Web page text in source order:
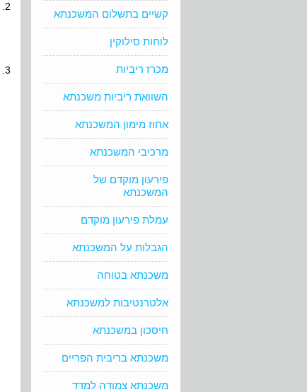
קשיים בתשלום המשכנתא
לוחות סילוקין
מכרז ריביות
השוואת ריביות משכנתא
אחוז מימון המשכנתא
מרכיבי המשכנתא
פירעון מוקדם של
המשכנתא
עמלת פירעון מוקדם
הגבלות על המשכנתא
משכנתא בטוחה
אלטרנטיבות למשכנתא
חיסכון במשכנתא
משכנתא בריבית הפריים
משכנתא צמודה למדד